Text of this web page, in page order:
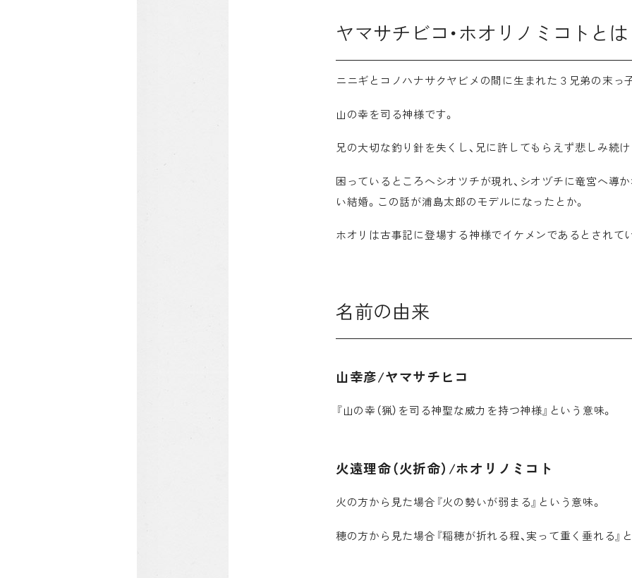
ヤマサチビコ・ホオリノミコトとは
ニニギとコノハナサクヤビメの間に生まれた３兄弟の末っ
山の幸を司る神様です。
兄の大切な釣り針を失くし、兄に許してもらえず悲しみ続け
困っているところへシオツチが現れ、シオヅチに竜宮へ導
い結婚。この話が浦島太郎のモデルになったとか。
ホオリは古事記に登場する神様でイケメンであるとされて
名前の由来
山幸彦/ヤマサチヒコ
『山の幸（猟）を司る神聖な威力を持つ神様』という意味。
火遠理命（火折命）/ホオリノミコト
火の方から見た場合『火の勢いが弱まる』という意味。
穂の方から見た場合『稲穂が折れる程、実って重く垂れる』